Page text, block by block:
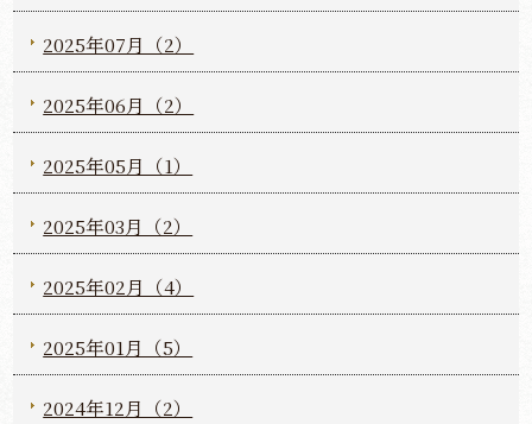
2025年07月（2）
2025年06月（2）
2025年05月（1）
2025年03月（2）
2025年02月（4）
2025年01月（5）
2024年12月（2）